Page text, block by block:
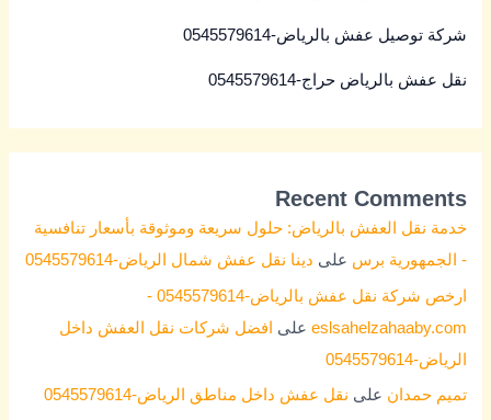
شركة توصيل عفش بالرياض-0545579614
نقل عفش بالرياض حراج-0545579614
Recent Comments
خدمة نقل العفش بالرياض: حلول سريعة وموثوقة بأسعار تنافسية
- الجمهورية برس على دينا نقل عفش شمال الرياض-0545579614
ارخص شركة نقل عفش بالرياض-0545579614 -
eslsahelzahaaby.com على افضل شركات نقل العفش داخل
الرياض-0545579614
تميم حمدان على نقل عفش داخل مناطق الرياض-0545579614